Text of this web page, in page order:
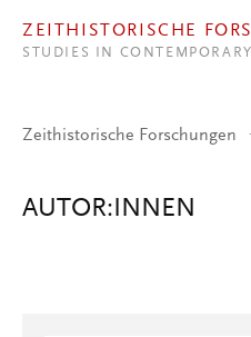
ZEITHISTORISCHE
STUDIES IN
Zeithistorische Forschungen
AUTOR:INNEN